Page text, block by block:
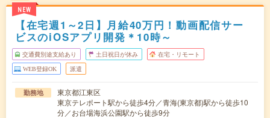
NEW
【在宅週1～2日】月給40万円！動画配信サー
ビスのiOSアプリ開発＊10時～
交通費別途支給あり 土日祝日が休み 在宅・リモート
WEB登録OK 派遣
勤務地
東京都江東区
東京テレポート駅から徒歩4分／青海(東京都)駅から徒歩10
分／お台場海浜公園駅から徒歩9分